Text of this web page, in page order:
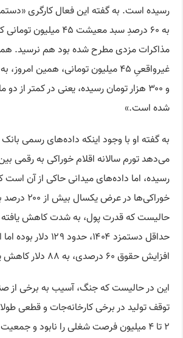
رسیده است. به گفته این فعال کارگری
به ۶۰ درصدِ سبد معیشت ۴۵
مذاکرات مزدی مطرح شده بود هم نرسید.
شده است.»
به گفته او با وجود اینکه داده‌های رسمی
رسیده، اما داده‌های میدانی حاکی از آن است
خوراکی‌ها در
حالیست که قدرت پول، به شدت کاهش یافته
حداقل دستمزد ۱۴۰۴، حدود
افزایش حقوق ۶۰ درصدی، به ۸۸ دلار کاهش یافته است.
این در حالیست که جنگ، آسیب به برخی از
توقف تولید در برخی کارخانه‌جات و قطعی
۲ تا ۴ میلیون فرصت شغلی را نابود و